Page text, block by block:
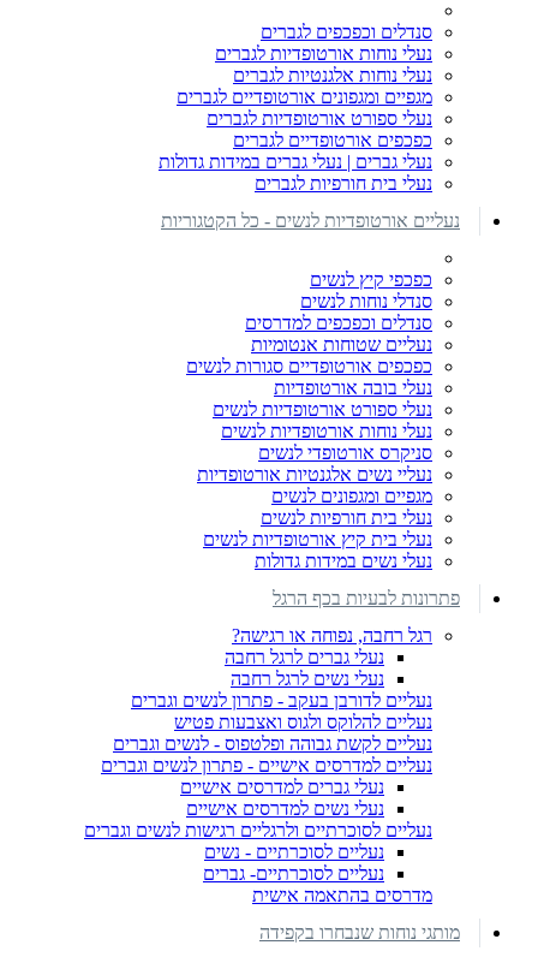
סנדלים וכפכפים לגברים
נעלי נוחות אורטופדיות לגברים
נעלי נוחות אלגנטיות לגברים
מגפיים ומגפונים אורטופדיים לגברים
נעלי ספורט אורטופדיות לגברים
כפכפים אורטופדיים לגברים
נעלי גברים | נעלי גברים במידות גדולות
נעלי בית חורפיות לגברים
נעליים אורטופדיות לנשים - כל הקטגוריות
כפכפי קיץ לנשים
סנדלי נוחות לנשים
סנדלים וכפכפים למדרסים
נעליים שטוחות אנטומיות
כפכפים אורטופדיים סגורות לנשים
נעלי בובה אורטופדיות
נעלי ספורט אורטופדיות לנשים
נעלי נוחות אורטופדיות לנשים
סניקרס אורטופדי לנשים
נעליי נשים אלגנטיות אורטופדיות
מגפיים ומגפונים לנשים
נעלי בית חורפיות לנשים
נעלי בית קיץ אורטופדיות לנשים
נעלי נשים במידות גדולות
פתרונות לבעיות בכף הרגל
רגל רחבה, נפוחה או רגישה?
נעלי גברים לרגל רחבה
נעלי נשים לרגל רחבה
נעליים לדורבן בעקב - פתרון לנשים וגברים
נעליים להלוקס ולגוס ואצבעות פטיש
נעליים לקשת גבוהה ופלטפוס - לנשים וגברים
נעליים למדרסים אישיים - פתרון לנשים וגברים
נעלי גברים למדרסים אישיים
נעלי נשים למדרסים אישיים
נעליים לסוכרתיים ולרגליים רגישות לנשים וגברים
נעליים לסוכרתיים - נשים
נעליים לסוכרתיים- גברים
מדרסים בהתאמה אישית
מותגי נוחות שנבחרו בקפידה